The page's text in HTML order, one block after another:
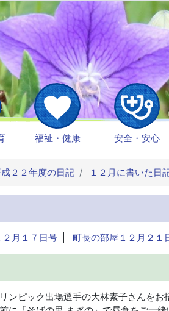
福祉・健康 安全・安心
２２年度の日記 １２月に書いた日
月１７日号| 町長の部屋１２月２１
ンピック出場選手の大林素子さんをお